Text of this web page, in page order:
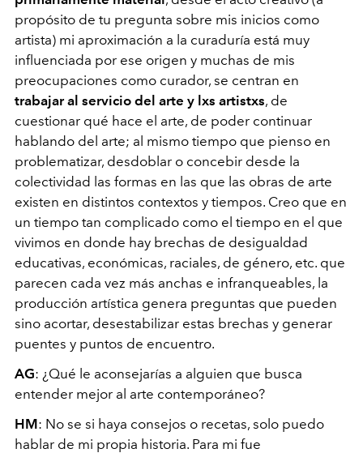
propósito de tu pregunta sobre mis inicios como
artista) mi aproximación a la curaduría está muy
influenciada por ese origen y muchas de mis
preocupaciones como curador, se centran en
trabajar al servicio del arte y lxs artistxs, de
cuestionar qué hace el arte, de poder continuar
hablando del arte; al mismo tiempo que pienso en
problematizar, desdoblar o concebir desde la
colectividad las formas en las que las obras de arte
existen en distintos contextos y tiempos. Creo que en
un tiempo tan complicado como el tiempo en el que
vivimos en donde hay brechas de desigualdad
educativas, económicas, raciales, de género, etc. que
parecen cada vez más anchas e infranqueables, la
producción artística genera preguntas que pueden
sino acortar, desestabilizar estas brechas y generar
puentes y puntos de encuentro.
AG: ¿Qué le aconsejarías a alguien que busca
entender mejor al arte contemporáneo?
HM: No se si haya consejos o recetas, solo puedo
hablar de mi propia historia. Para mi fue